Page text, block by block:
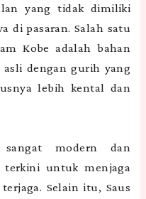
yang tidak dimiliki
di pasaran. Salah satu
Kobe adalah bahan
dengan gurih yang
lebih kental dan
sangat modern dan
terkini untuk menjaga
Selain itu, Saus